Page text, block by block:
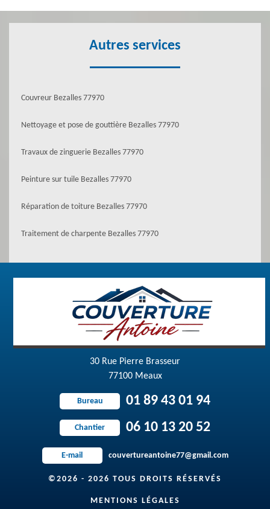
Autres services
Couvreur Bezalles 77970
Nettoyage et pose de gouttière Bezalles 77970
Travaux de zinguerie Bezalles 77970
Peinture sur tuile Bezalles 77970
Réparation de toiture Bezalles 77970
Traitement de charpente Bezalles 77970
30 Rue Pierre Brasseur
77100 Meaux
Bureau 01 89 43 01 94
Chantier 06 10 13 20 52
E-mail couvertureantoine77@gmail.com
©2026 - 2026 TOUS DROITS RÉSERVÉS
MENTIONS LÉGALES